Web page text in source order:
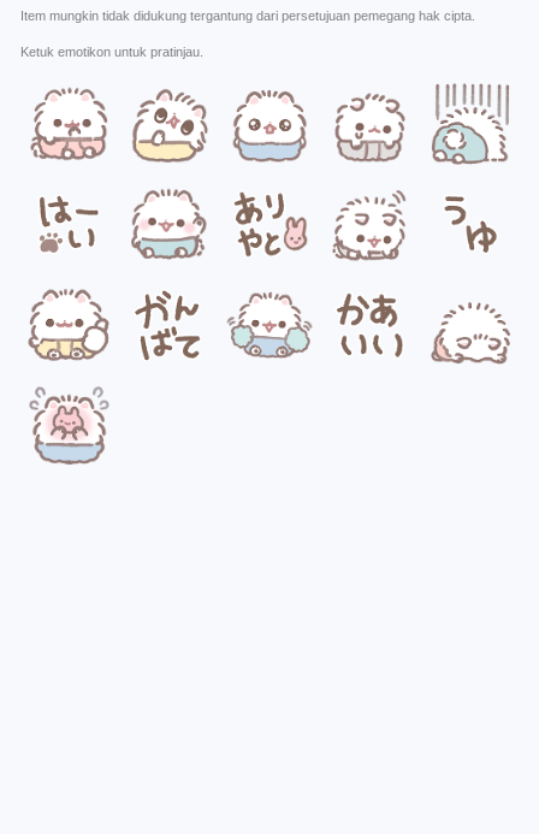
Item mungkin tidak didukung tergantung dari persetujuan pemegang hak cipta.
Ketuk emotikon untuk pratinjau.